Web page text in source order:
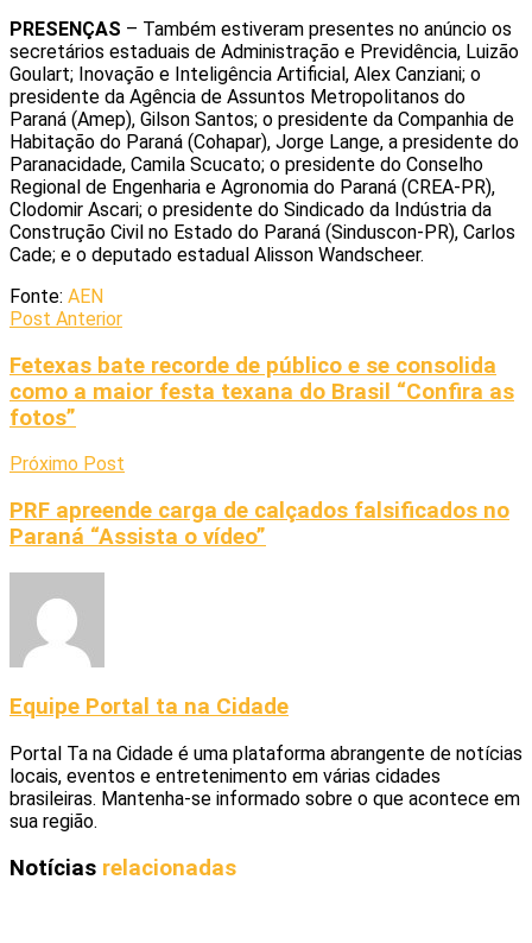
PRESENÇAS – Também estiveram presentes no anúncio os
secretários estaduais de Administração e Previdência, Luizão
Goulart; Inovação e Inteligência Artificial, Alex Canziani; o
presidente da Agência de Assuntos Metropolitanos do
Paraná (Amep), Gilson Santos; o presidente da Companhia de
Habitação do Paraná (Cohapar), Jorge Lange, a presidente do
Paranacidade, Camila Scucato; o presidente do Conselho
Regional de Engenharia e Agronomia do Paraná (CREA-PR),
Clodomir Ascari; o presidente do Sindicado da Indústria da
Construção Civil no Estado do Paraná (Sinduscon-PR), Carlos
Cade; e o deputado estadual Alisson Wandscheer.
Fonte: AEN
Post Anterior
Fetexas bate recorde de público e se consolida
como a maior festa texana do Brasil “Confira as
fotos”
Próximo Post
PRF apreende carga de calçados falsificados no
Paraná “Assista o vídeo”
Equipe Portal ta na Cidade
Portal Ta na Cidade é uma plataforma abrangente de notícias
locais, eventos e entretenimento em várias cidades
brasileiras. Mantenha-se informado sobre o que acontece em
sua região.
Notícias relacionadas